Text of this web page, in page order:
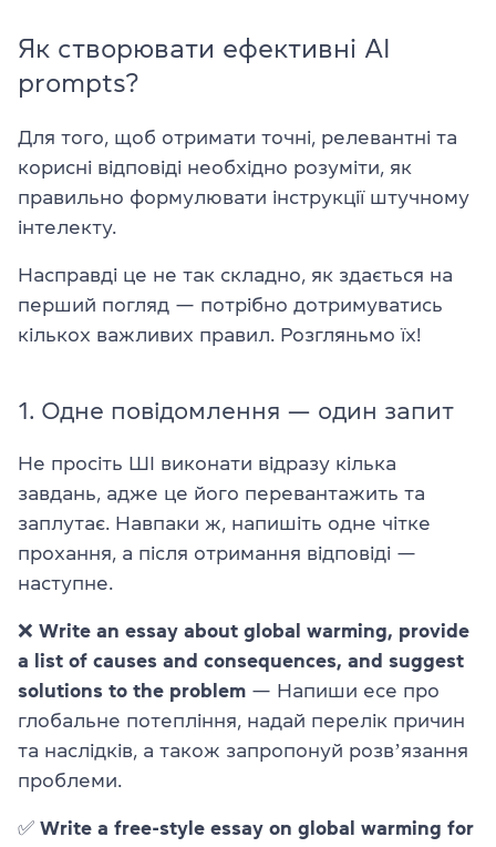
Як створювати ефективні AI
prompts?
Для того, щоб отримати точні, релевантні та
корисні відповіді необхідно розуміти, як
правильно формулювати інструкції штучному
інтелекту.
Насправді це не так складно, як здається на
перший погляд — потрібно дотримуватись
кількох важливих правил. Розгляньмо їх!
1. Одне повідомлення — один запит
Не просіть ШІ виконати відразу кілька
завдань, адже це його перевантажить та
заплутає. Навпаки ж, напишіть одне чітке
прохання, а після отримання відповіді —
наступне.
❌ Write an essay about global warming, provide
a list of causes and consequences, and suggest
solutions to the problem — Напиши есе про
глобальне потепління, надай перелік причин
та наслідків, а також запропонуй розвʼязання
проблеми.
✅ Write a free-style essay on global warming for